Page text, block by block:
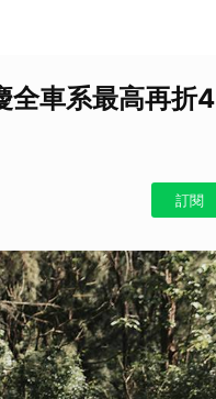
全車系最高再折4
訂閱